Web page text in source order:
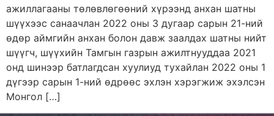
ажиллагааны төлөвлөгөөний хүрээнд анхан шатны
шүүхээс санаачлан 2022 оны 3 дугаар сарын 21-ний
өдөр аймгийн анхан болон давж заалдах шатны нийт
шүүгч, шүүхийн Тамгын газрын ажилтнууддаа 2021
онд шинээр батлагдсан хуулиуд тухайлан 2022 оны 1
дүгээр сарын 1-ний өдрөөс эхлэн хэрэгжиж эхэлсэн
Монгол […]